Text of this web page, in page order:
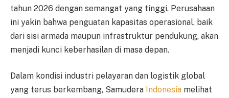
tahun 2026 dengan semangat yang tinggi. Perusahaan
ini yakin bahwa penguatan kapasitas operasional, baik
dari sisi armada maupun infrastruktur pendukung, akan
menjadi kunci keberhasilan di masa depan.
Dalam kondisi industri pelayaran dan logistik global
yang terus berkembang, Samudera Indonesia melihat